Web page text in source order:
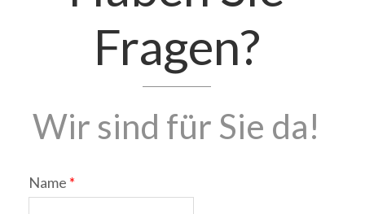
Fragen?
Wir sind für Sie da!
Name *